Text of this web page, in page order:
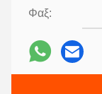
Φαξ: